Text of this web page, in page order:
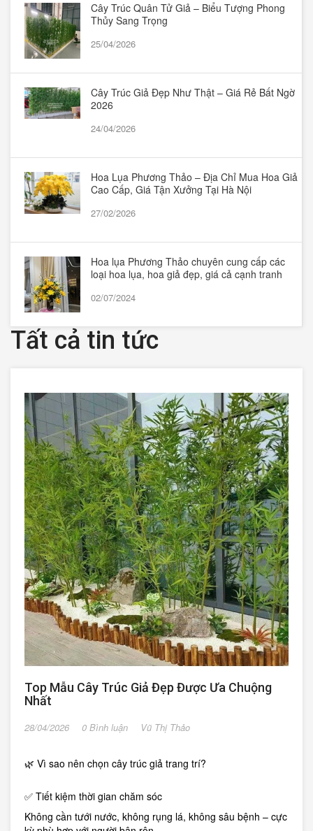
Cây Trúc Quân Tử Giả – Biểu Tượng Phong
Thủy Sang Trọng
25/04/2026
Cây Trúc Giả Đẹp Như Thật – Giá Rẻ Bất Ngờ
2026
24/04/2026
Hoa Lụa Phương Thảo – Địa Chỉ Mua Hoa Giả
Cao Cấp, Giá Tận Xưởng Tại Hà Nội
27/02/2026
Hoa lụa Phương Thảo chuyên cung cấp các
loại hoa lụa, hoa giả đẹp, giá cả cạnh tranh
02/07/2024
Tất cả tin tức
Top Mẫu Cây Trúc Giả Đẹp Được Ưa Chuộng
Nhất
28/04/2026 0 Bình luận Vũ Thị Thảo
🌿 Vì sao nên chọn cây trúc giả trang trí?
✅ Tiết kiệm thời gian chăm sóc
Không cần tưới nước, không rụng lá, không sâu bệnh – cực